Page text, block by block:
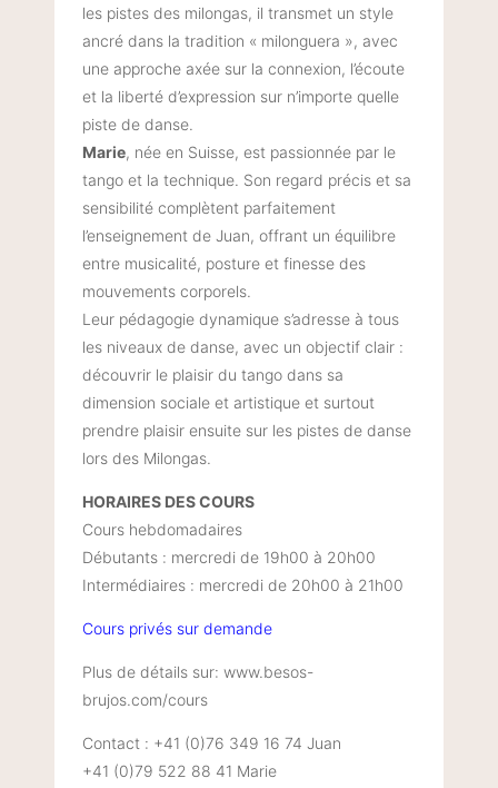
les pistes des milongas, il transmet un style
ancré dans la tradition « milonguera », avec
une approche axée sur la connexion, l’écoute
et la liberté d’expression sur n’importe quelle
piste de danse.
Marie, née en Suisse, est passionnée par le
tango et la technique. Son regard précis et sa
sensibilité complètent parfaitement
l’enseignement de Juan, offrant un équilibre
entre musicalité, posture et finesse des
mouvements corporels.
Leur pédagogie dynamique s’adresse à tous
les niveaux de danse, avec un objectif clair :
découvrir le plaisir du tango dans sa
dimension sociale et artistique et surtout
prendre plaisir ensuite sur les pistes de danse
lors des Milongas.
HORAIRES DES COURS
Cours hebdomadaires
Débutants : mercredi de 19h00 à 20h00
Intermédiaires : mercredi de 20h00 à 21h00
Cours privés sur demande
Plus de détails sur: www.besos-
brujos.com/cours
Contact : +41 (0)76 349 16 74 Juan
+41 (0)79 522 88 41 Marie